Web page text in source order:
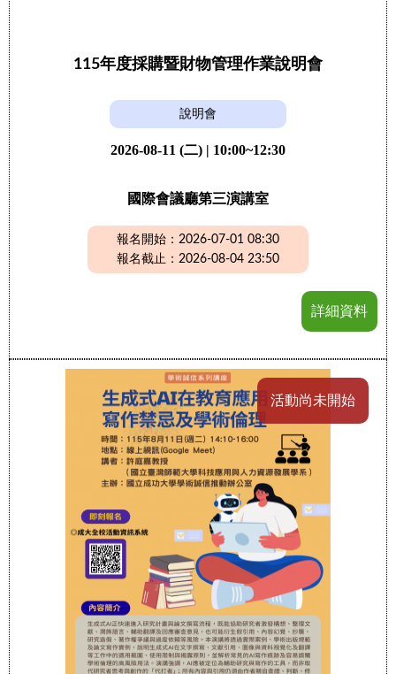
115年度採購暨財物管理作業說明會
說明會
2026-08-11 (二) | 10:00~12:30
國際會議廳第三演講室
報名開始：2026-07-01 08:30
報名截止：2026-08-04 23:50
詳細資料
活動尚未開始